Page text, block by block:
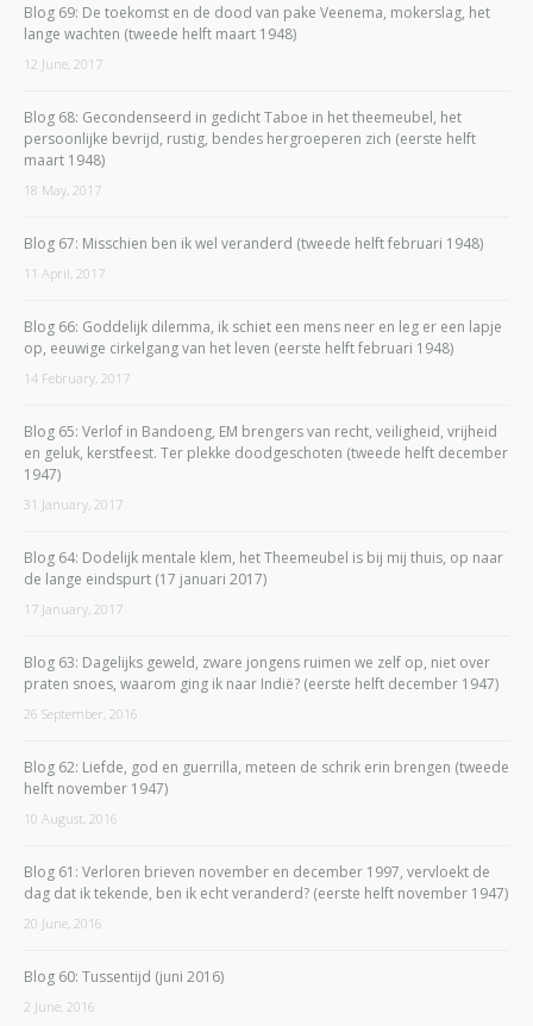
Blog 69: De toekomst en de dood van pake Veenema, mokerslag, het
lange wachten (tweede helft maart 1948)
12 June, 2017
Blog 68: Gecondenseerd in gedicht Taboe in het theemeubel, het
persoonlijke bevrijd, rustig, bendes hergroeperen zich (eerste helft
maart 1948)
18 May, 2017
Blog 67: Misschien ben ik wel veranderd (tweede helft februari 1948)
11 April, 2017
Blog 66: Goddelijk dilemma, ik schiet een mens neer en leg er een lapje
op, eeuwige cirkelgang van het leven (eerste helft februari 1948)
14 February, 2017
Blog 65: Verlof in Bandoeng, EM brengers van recht, veiligheid, vrijheid
en geluk, kerstfeest. Ter plekke doodgeschoten (tweede helft december
1947)
31 January, 2017
Blog 64: Dodelijk mentale klem, het Theemeubel is bij mij thuis, op naar
de lange eindspurt (17 januari 2017)
17 January, 2017
Blog 63: Dagelijks geweld, zware jongens ruimen we zelf op, niet over
praten snoes, waarom ging ik naar Indië? (eerste helft december 1947)
26 September, 2016
Blog 62: Liefde, god en guerrilla, meteen de schrik erin brengen (tweede
helft november 1947)
10 August, 2016
Blog 61: Verloren brieven november en december 1997, vervloekt de
dag dat ik tekende, ben ik echt veranderd? (eerste helft november 1947)
20 June, 2016
Blog 60: Tussentijd (juni 2016)
2 June, 2016